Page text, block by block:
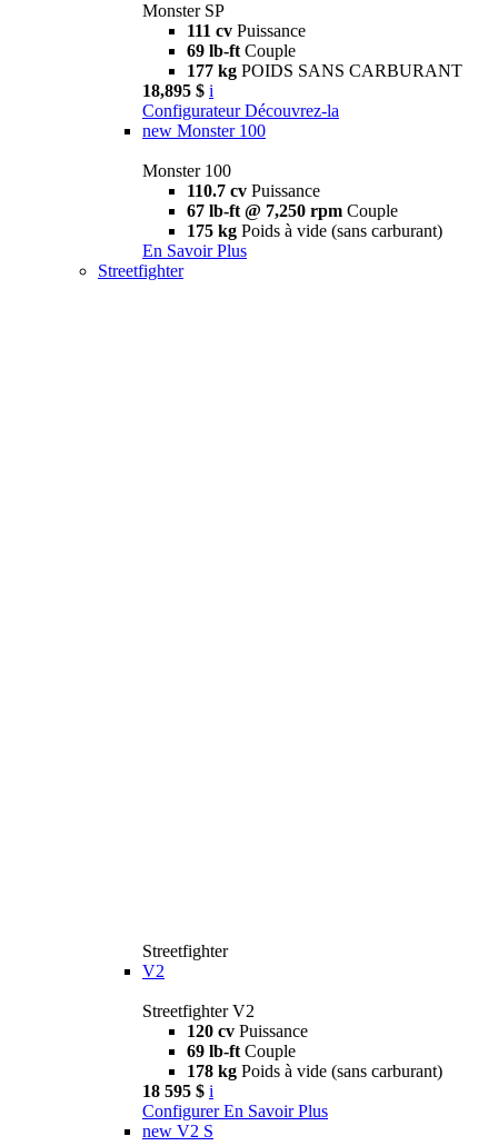
Monster SP
111 cv Puissance
69 lb-ft Couple
177 kg POIDS SANS CARBURANT
18,895 $ i
Configurateur Découvrez-la
new Monster 100
Monster 100
110.7 cv Puissance
67 lb-ft @ 7,250 rpm Couple
175 kg Poids à vide (sans carburant)
En Savoir Plus
Streetfighter
Streetfighter
V2
Streetfighter V2
120 cv Puissance
69 lb-ft Couple
178 kg Poids à vide (sans carburant)
18 595 $ i
Configurer En Savoir Plus
new V2 S